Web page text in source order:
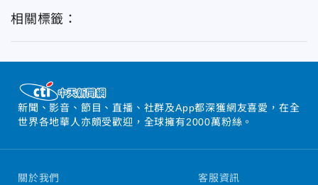
相關標籤：
新聞、影音、節目、直播、社群及App都深獲網友喜愛，在全
世界各地華人亦頗受歡迎，全球擁有2000萬粉絲。
關於我們 客服資訊